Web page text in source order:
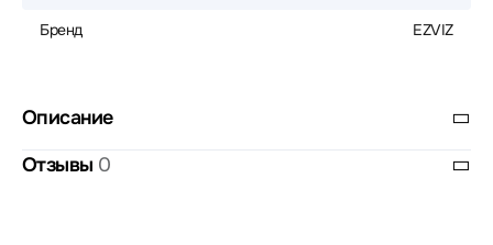
Бренд EZVIZ
Описание
Отзывы 0